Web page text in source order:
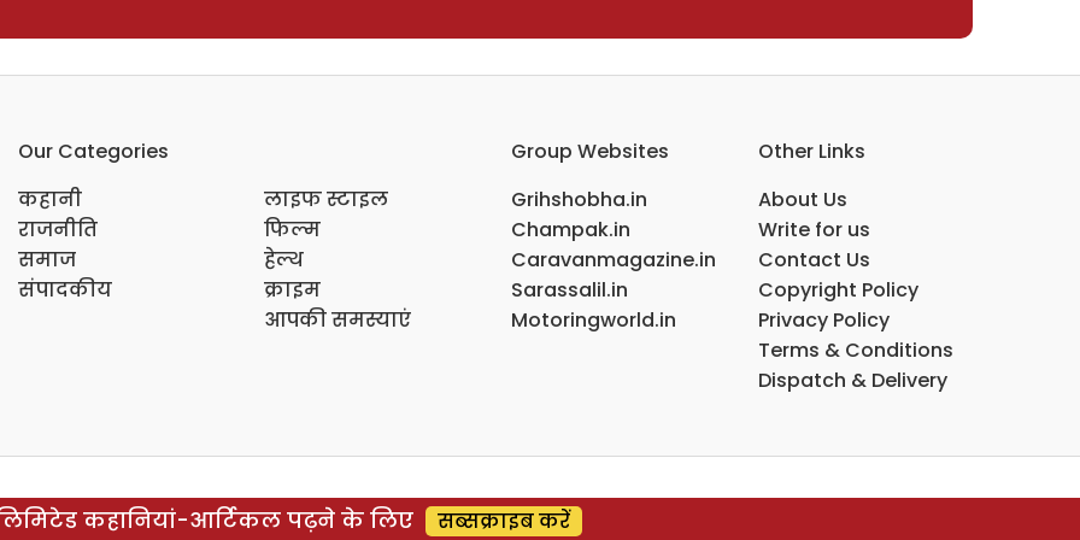
Our Categories
कहानी
राजनीति
समाज
संपादकीय
लाइफ स्टाइल
फिल्म
हेल्थ
क्राइम
आपकी समस्याएं
Group Websites
Grihshobha.in
Champak.in
Caravanmagazine.in
Sarassalil.in
Motoringworld.in
Other Links
About Us
Write for us
Contact Us
Copyright Policy
Privacy Policy
Terms & Conditions
Dispatch & Delivery
कहानियां-आर्टिकल पढ़ने के लिए सब्सक्राइब करें